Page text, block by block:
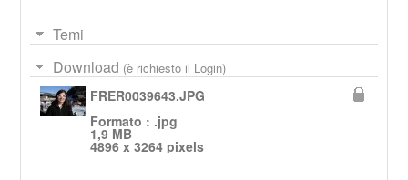
Temi
Download (è richiesto il Login)
FRER0039643.JPG
Formato : .jpg
1,9 MB
4896 x 3264 pixels